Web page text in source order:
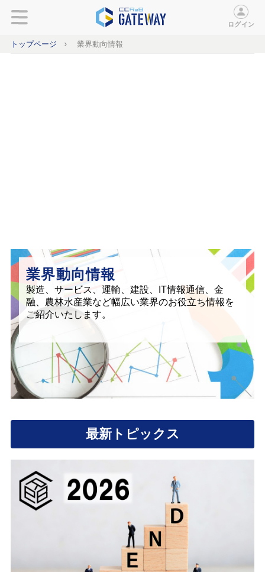
ログイン
トップページ 業界動向情報
業界動向情報
製造、サービス、運輸、建設、IT情報通信、金
融、農林水産業など幅広い業界のお役立ち情報を
ご紹介いたします。
最新トピックス